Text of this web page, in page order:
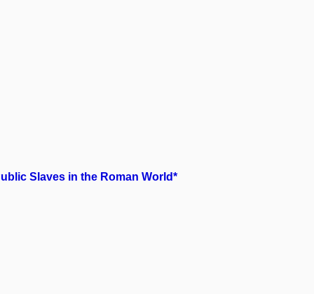
Slaves in the Roman World*